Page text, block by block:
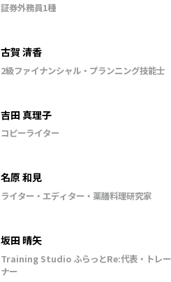
証券外務員1種
古賀 清香
2級ファイナンシャル・プランニング技能士
吉田 真理子
コピーライター
名原 和見
ライター・エディター・薬膳料理研究家
坂田 晴矢
Training Studio ふらっとRe:代表・トレー
ナー